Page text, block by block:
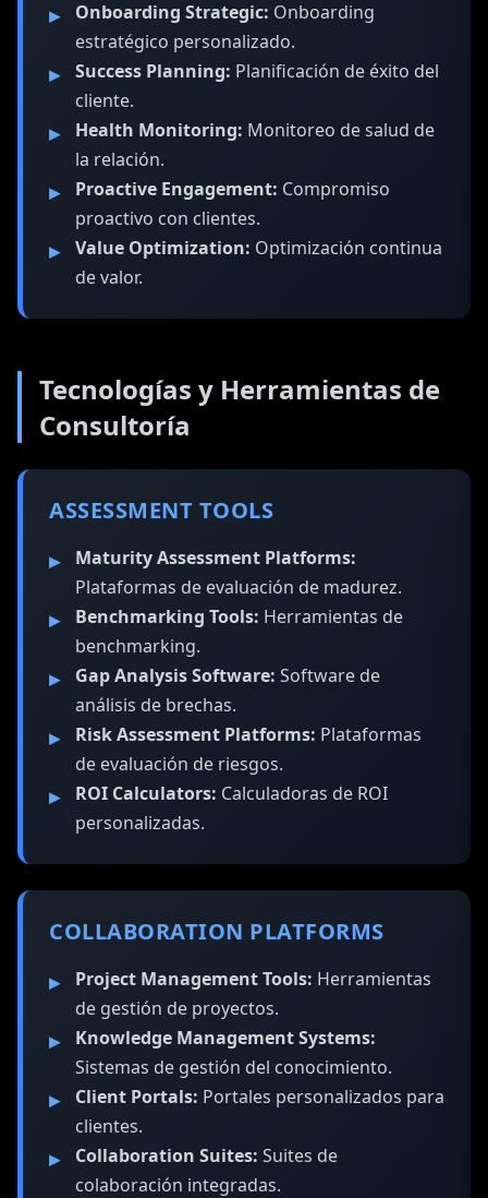
Onboarding Strategic: Onboarding
estratégico personalizado.
Success Planning: Planificación de éxito del
cliente.
Health Monitoring: Monitoreo de salud de
la relación.
Proactive Engagement: Compromiso
proactivo con clientes.
Value Optimization: Optimización continua
de valor.
Tecnologías y Herramientas de
Consultoría
ASSESSMENT TOOLS
Maturity Assessment Platforms:
Plataformas de evaluación de madurez.
Benchmarking Tools: Herramientas de
benchmarking.
Gap Analysis Software: Software de
análisis de brechas.
Risk Assessment Platforms: Plataformas
de evaluación de riesgos.
ROI Calculators: Calculadoras de ROI
personalizadas.
COLLABORATION PLATFORMS
Project Management Tools: Herramientas
de gestión de proyectos.
Knowledge Management Systems:
Sistemas de gestión del conocimiento.
Client Portals: Portales personalizados para
clientes.
Collaboration Suites: Suites de
colaboración integradas.